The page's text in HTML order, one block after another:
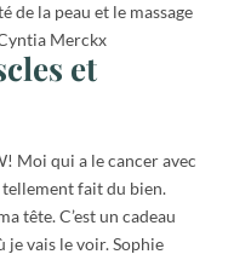
de la peau et le massage
Merckx
et
Moi qui a le cancer avec
tellement fait du bien.
tête. C’est un cadeau
je vais le voir. Sophie